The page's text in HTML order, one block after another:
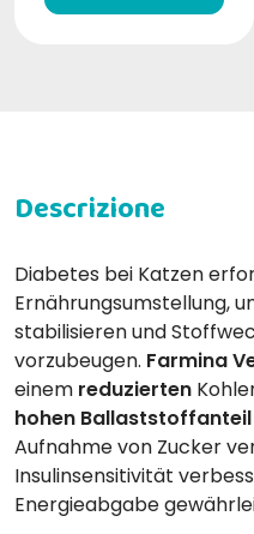
Diabetes bei Katzen
Ernährungsumstellung,
stabilisieren und
vorzubeugen. Farmina
einem reduzierten
hohen Ballaststoffanteil
Aufnahme von Zucker
Insulinsensitivität
Energieabgabe